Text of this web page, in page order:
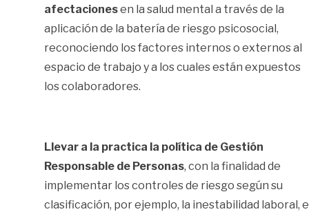
afectacionesen la salud mental a través de la
aplicación de la batería de riesgo psicosocial,
reconociendo los factores internos o externos al
espacio de trabajo y a los cuales están expuestos
los colaboradores.
Llevar a la practica la política de Gestión
Responsable de Personas, con la finalidad de
implementar los controles de riesgo según su
clasificación, por ejemplo, la inestabilidad laboral,